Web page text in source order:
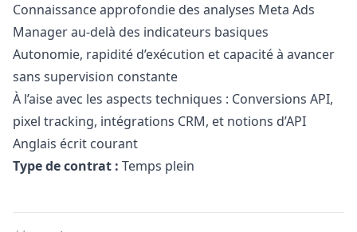
Connaissance approfondie des analyses Meta Ads
Managerau-delà des indicateurs basiques
Autonomie, rapidité d’exécution et capacité à avancer
sans supervision constante
À l’aise avec les aspects techniques : Conversions API,
pixel tracking, intégrations CRM, et notions d’API
Anglais écrit courant
Type de contrat : Temps plein